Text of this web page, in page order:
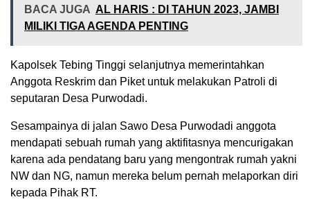
BACA JUGA AL HARIS : DI TAHUN 2023, JAMBI
MILIKI TIGA AGENDA PENTING
Kapolsek Tebing Tinggi selanjutnya memerintahkan
Anggota Reskrim dan Piket untuk melakukan Patroli di
seputaran Desa Purwodadi.
Sesampainya di jalan Sawo Desa Purwodadi anggota
mendapati sebuah rumah yang aktifitasnya mencurigakan
karena ada pendatang baru yang mengontrak rumah yakni
NW dan NG, namun mereka belum pernah melaporkan diri
kepada Pihak RT.